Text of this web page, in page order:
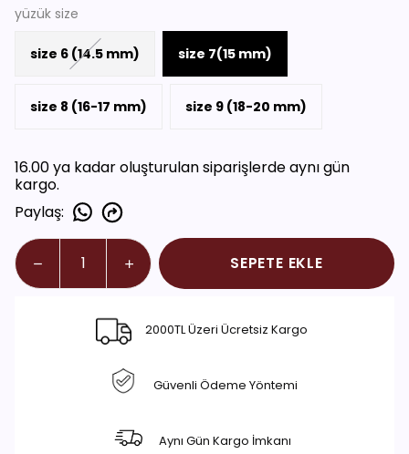
yüzük size
size 6 (14.5 mm) size 7(15 mm)
size 8 (16-17 mm) size 9 (18-20 mm)
16.00 ya kadar oluşturulan siparişlerde aynı gün
kargo.
Paylaş:
SEPETE EKLE
2000TL Üzeri Ücretsiz Kargo
Güvenli Ödeme Yöntemi
Aynı Gün Kargo İmkanı